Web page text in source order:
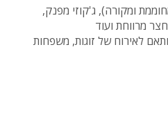
ומקורה), ג'קוזי מפנק,
מרווחת ועוד
מותאם לאירוח של זוגות, משפחות